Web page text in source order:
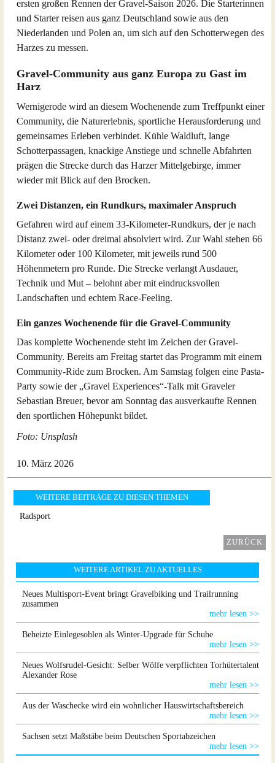
ersten großen Rennen der Gravel-Saison 2026. Die Starterinnen
und Starter reisen aus ganz Deutschland sowie aus den
Niederlanden und Polen an, um sich auf den Schotterwegen des
Harzes zu messen.
Gravel-Community aus ganz Europa zu Gast im
Harz
Wernigerode wird an diesem Wochenende zum Treffpunkt einer
Community, die Naturerlebnis, sportliche Herausforderung und
gemeinsames Erleben verbindet. Kühle Waldluft, lange
Schotterpassagen, knackige Anstiege und schnelle Abfahrten
prägen die Strecke durch das Harzer Mittelgebirge, immer
wieder mit Blick auf den Brocken.
Zwei Distanzen, ein Rundkurs, maximaler Anspruch
Gefahren wird auf einem 33-Kilometer-Rundkurs, der je nach
Distanz zwei- oder dreimal absolviert wird. Zur Wahl stehen 66
Kilometer oder 100 Kilometer, mit jeweils rund 500
Höhenmetern pro Runde. Die Strecke verlangt Ausdauer,
Technik und Mut – belohnt aber mit eindrucksvollen
Landschaften und echtem Race-Feeling.
Ein ganzes Wochenende für die Gravel-Community
Das komplette Wochenende steht im Zeichen der Gravel-
Community. Bereits am Freitag startet das Programm mit einem
Community-Ride zum Brocken. Am Samstag folgen eine Pasta-
Party sowie der „Gravel Experiences“-Talk mit Graveler
Sebastian Breuer, bevor am Sonntag das ausverkaufte Rennen
den sportlichen Höhepunkt bildet.
Foto: Unsplash
10. März 2026
WEITERE BEITRÄGE ZU DIESEN THEMEN
Radsport
ZURÜCK
WEITERE ARTIKEL ZU AKTUELLES
Neues Multisport-Event bringt Gravelbiking und Trailrunning
zusammen
mehr lesen >>
Beheizte Einlegesohlen als Winter-Upgrade für Schuhe
mehr lesen >>
Neues Wolfsrudel-Gesicht: Selber Wölfe verpflichten Torhütertalent
Alexander Rose
mehr lesen >>
Aus der Waschecke wird ein wohnlicher Hauswirtschaftsbereich
mehr lesen >>
Sachsen setzt Maßstäbe beim Deutschen Sportabzeichen
mehr lesen >>